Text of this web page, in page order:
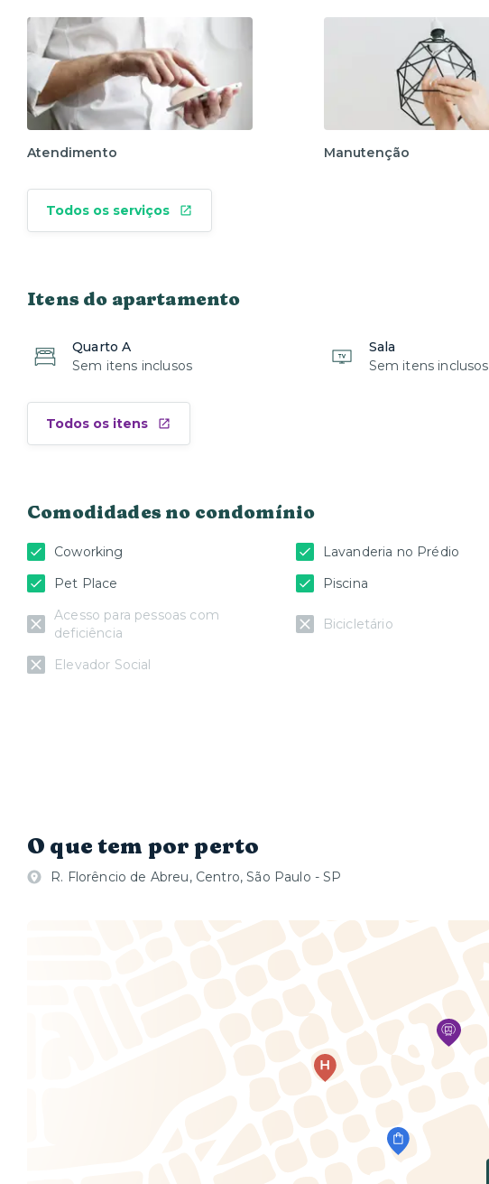
Atendimento Manutenção
Todos os serviços
Itens do apartamento
Quarto A
Sem itens inclusos
Sala
Sem itens inclusos
Todos os itens
Comodidades no condomínio
Coworking
Lavanderia no Prédio
Pet Place
Piscina
Acesso para pessoas com
deficiência
Bicicletário
Elevador Social
O que tem por perto
R. Florêncio de Abreu, Centro, São Paulo - SP